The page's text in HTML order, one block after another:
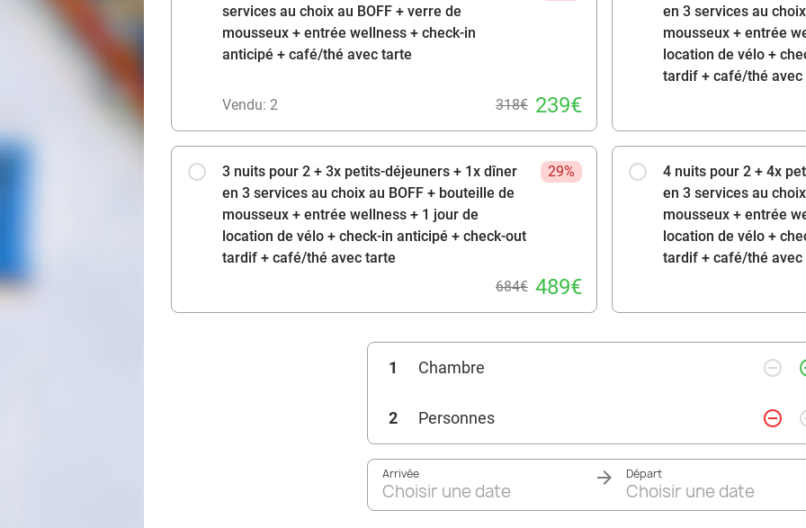
souhaitons un très agréable séjour !
services au choix au BOFF + verre de
mousseux + entrée wellness + check-in
anticipé + café/thé avec tarte
Vendu: 2 318€ 239€
en 3 services au
mousseux + entrée
location de vélo +
tardif + café/thé avec
3 nuits pour 2 + 3x petits-déjeuners + 1x dîner
en 3 services au choix au BOFF + bouteille de
mousseux + entrée wellness + 1 jour de
location de vélo + check-in anticipé + check-out
tardif + café/thé avec tarte
29%
684€ 489€
4 nuits pour 2 + 4x
en 3 services au
mousseux + entrée
location de vélo +
tardif + café/thé avec
1 Chambre remove_circle_outline
2 Personnes remove_circle_outline
Arrivée
Choisir une date
Départ
Choisir une date